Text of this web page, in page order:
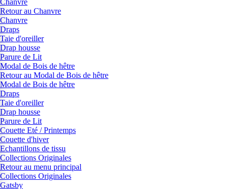
Chanvre
Retour au Chanvre
Chanvre
Draps
Taie d'oreiller
Drap housse
Parure de Lit
Modal de Bois de hêtre
Retour au Modal de Bois de hêtre
Modal de Bois de hêtre
Draps
Taie d'oreiller
Drap housse
Parure de Lit
Couette Eté / Printemps
Couette d'hiver
Echantillons de tissu
Collections Originales
Retour au menu principal
Collections Originales
Gatsby